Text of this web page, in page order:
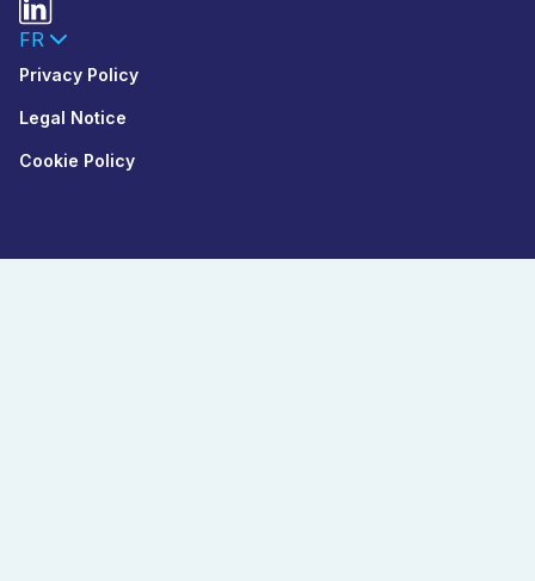
FR
Privacy Policy
Legal Notice
Cookie Policy